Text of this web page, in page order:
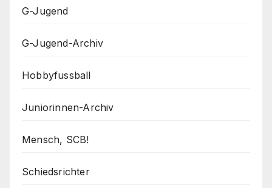
G-Jugend
G-Jugend-Archiv
Hobbyfussball
Juniorinnen-Archiv
Mensch, SCB!
Schiedsrichter